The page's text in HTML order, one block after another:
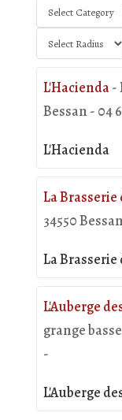
L'Hacienda-
Bessan - 04
L'Hacienda
La Brasserie
34550
La Brasserie
L'Auberge
grange
-
L'Auberge